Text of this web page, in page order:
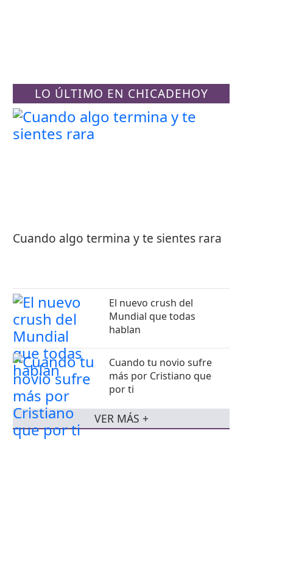
LO ÚLTIMO EN CHICADEHOY
Cuando algo termina y te sientes rara
El nuevo crush del
Mundial que todas
hablan
Cuando tu novio sufre
más por Cristiano que
por ti
VER MÁS +